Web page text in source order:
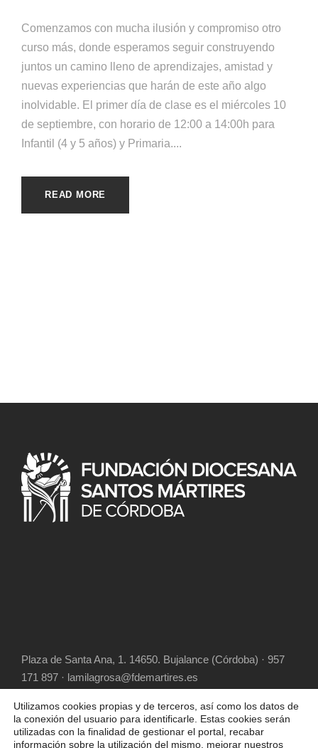
Comenzamos con mucha ilusión y compromiso otro
curso más, donde esperamos seguir construyendo
juntos un camino lleno de aprendizajes, amistad y
nuevas experiencias que harán de este año algo
inolvidable. El primer día de clase es el miércoles 10
de septiembre, con horario de 12:00 a 14:00h para
Infantil (4 y 5 años) y Primaria....
READ MORE
Plaza de Santa Ana, 1. 14650. Bujalance (Córdoba) · 957
171 897 · lamilagrosa@fdemartires.es
Utilizamos cookies propias y de terceros, así como los datos de
la conexión del usuario para identificarle. Estas cookies serán
utilizadas con la finalidad de gestionar el portal, recabar
información sobre la utilización del mismo, mejorar nuestros